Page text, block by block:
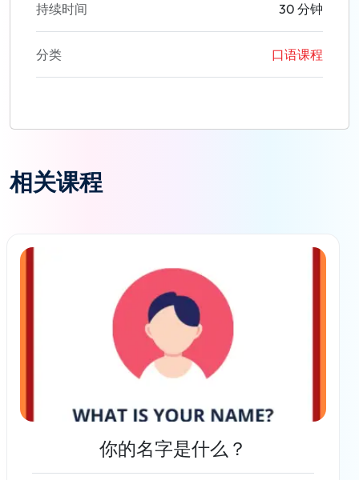
持续时间 30 分钟
分类 口语课程
相关课程
你的名字是什么？